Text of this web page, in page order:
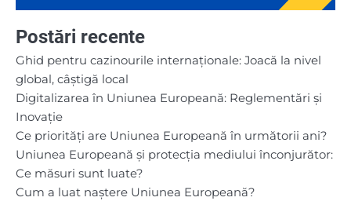
Postări recente
Ghid pentru cazinourile internaționale: Joacă la nivel
global, câștigă local
Digitalizarea în Uniunea Europeană: Reglementări și
Inovație
Ce priorități are Uniunea Europeană în următorii ani?
Uniunea Europeană și protecția mediului înconjurător:
Ce măsuri sunt luate?
Cum a luat naștere Uniunea Europeană?